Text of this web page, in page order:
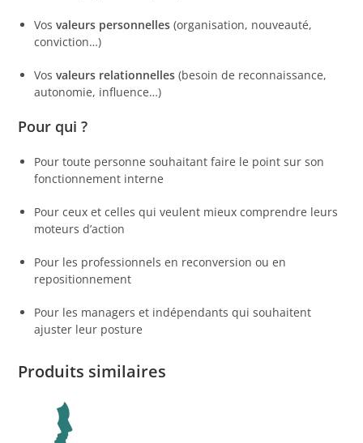
Vosvaleurs personnelles (organisation, nouveauté,
conviction…)
Vosvaleurs relationnelles (besoin de reconnaissance,
autonomie, influence…)
Pour qui ?
Pour toute personne souhaitant faire le point sur son
fonctionnement interne
Pour ceux et celles qui veulent mieux comprendre leurs
moteurs d’action
Pour les professionnels en reconversion ou en
repositionnement
Pour les managers et indépendants qui souhaitent
ajuster leur posture
Produits similaires